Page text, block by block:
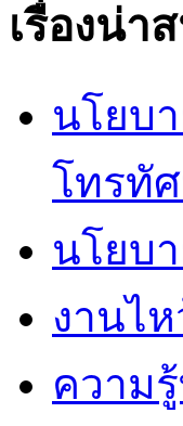
เรื่องน่า
นโยบ
โทรทั
นโยบ
งานไ
ความ